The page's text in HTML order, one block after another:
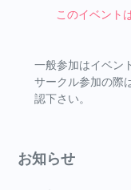
このイベント
一般参加はイベン
サークル参加の際
認下さい。
お知らせ